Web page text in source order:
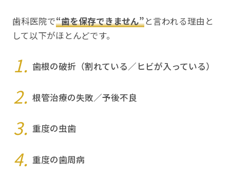
歯科医院で“歯を保存できません”と言われる理由と
して以下がほとんどです。
歯根の破折（割れている／ヒビが入っている）
根管治療の失敗／予後不良
重度の虫歯
重度の歯周病